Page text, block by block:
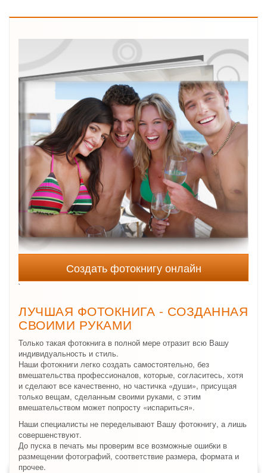
Создать фотокнигу онлайн
`
ЛУЧШАЯ ФОТОКНИГА - СОЗДАННАЯ
СВОИМИ РУКАМИ
Только такая фотокнига в полной мере отразит всю Вашу
индивидуальность и стиль.
Наши фотокниги легко создать самостоятельно, без
вмешательства профессионалов, которые, согласитесь, хотя
и сделают все качественно, но частичка «души», присущая
только вещам, сделанным своими руками, с этим
вмешательством может попросту «испариться».
Наши специалисты не переделывают Вашу фотокнигу, а лишь
совершенствуют.
До пуска в печать мы проверим все возможные ошибки в
размещении фотографий, соответствие размера, формата и
прочее.